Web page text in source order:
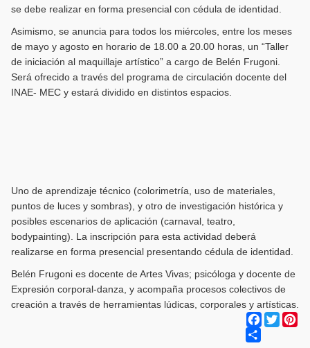
se debe realizar en forma presencial con cédula de identidad.
Asimismo, se anuncia para todos los miércoles, entre los meses
de mayo y agosto en horario de 18.00 a 20.00 horas, un “Taller
de iniciación al maquillaje artístico” a cargo de Belén Frugoni.
Será ofrecido a través del programa de circulación docente del
INAE- MEC y estará dividido en distintos espacios.
Uno de aprendizaje técnico (colorimetría, uso de materiales,
puntos de luces y sombras), y otro de investigación histórica y
posibles escenarios de aplicación (carnaval, teatro,
bodypainting). La inscripción para esta actividad deberá
realizarse en forma presencial presentando cédula de identidad.
Belén Frugoni es docente de Artes Vivas; psicóloga y docente de
Expresión corporal-danza, y acompaña procesos colectivos de
creación a través de herramientas lúdicas, corporales y artísticas.
Facebook
Twitter